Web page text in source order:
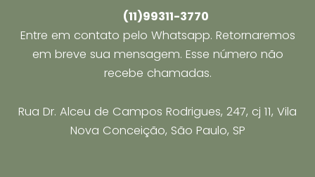
(11)99311-3770
Entre em contato pelo Whatsapp. Retornaremos
em breve sua mensagem. Esse número não
recebe chamadas.
Rua Dr. Alceu de Campos Rodrigues, 247, cj 11, Vila
Nova Conceição, São Paulo, SP